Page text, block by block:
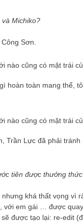
Michiko?
Sơn.
hoàn toàn mang thể,
Trần Lực đã phải tránh
tiên được thưởng
khá thất vọng vì
em gái … được
được tạo lại: re-edit